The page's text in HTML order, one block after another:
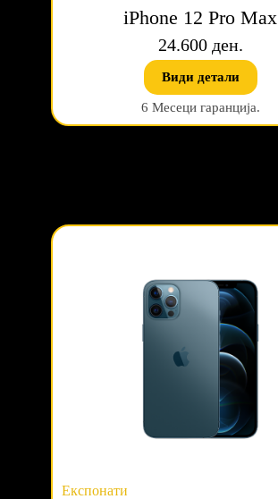
iPhone 12 Pro Max
24.600 ден.
Види детали
6 Месеци гаранција.
Експонати